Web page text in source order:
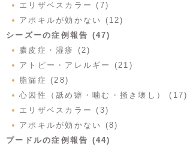
エリザベスカラー (7)
アポキルが効かない (12)
シーズーの症例報告 (47)
膿皮症・湿疹 (2)
アトピー・アレルギー (21)
脂漏症 (28)
心因性（舐め癖・噛む・掻き壊し） (17)
エリザベスカラー (3)
アポキルが効かない (8)
プードルの症例報告 (44)